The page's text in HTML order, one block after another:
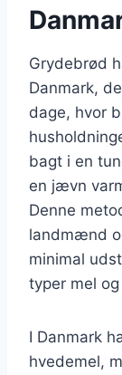
Grydebrød
Danmark,
dage, hvor
bagt i en
en jævn
Denne
landmænd
minimal
typer mel
I Danmark
hvedemel,